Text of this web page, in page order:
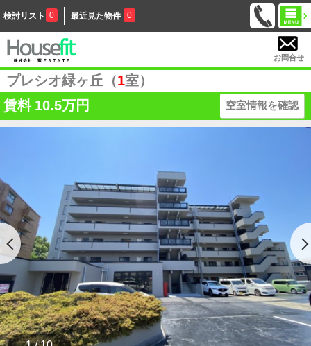
検討リスト 0 最近見た物件 0
お問合せ
プレシオ緑ヶ丘（1室）
賃料 10.5万円 空室情報を確認